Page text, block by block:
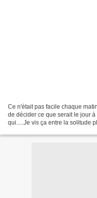
Ce n'était pas facile chaque
de décider ce que serait le jour
qui.....Je vis ça entre la solitude